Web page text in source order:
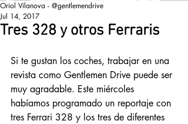
Tres 328 y otros Ferraris
Oriol Vilanova - @gentlemendrive
Jul 14, 2017
Si te gustan los coches, trabajar en una
revista como Gentlemen Drive puede ser
muy agradable. Este miércoles
habíamos programado un reportaje con
tres Ferrari 328 y los tres de diferentes